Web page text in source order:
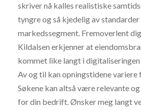
skriver nå kalles realistiske
tyngre og så kjedelig av
markedssegment. Fremoverlent
Kildalsen erkjenner at
kommet like langt i digitaliseringen
Av og til kan opningstidene
Søkene kan altså være relevante
for din bedrift. Ønsker meg langt